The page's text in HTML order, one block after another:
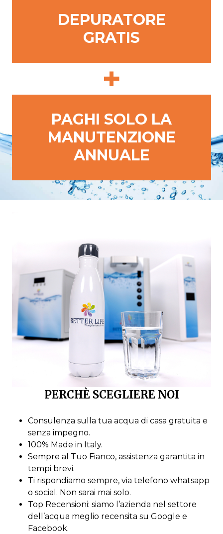
DEPURATORE
GRATIS
+
PAGHI SOLO LA
MANUTENZIONE
ANNUALE
PERCHÈ SCEGLIERE NOI
Consulenza sulla tua acqua di casa gratuita e
senza impegno.
100% Made in Italy.
Sempre al Tuo Fianco, assistenza garantita in
tempi brevi.
Ti rispondiamo sempre, via telefono whatsapp
o social. Non sarai mai solo.
Top Recensioni: siamo l’azienda nel settore
dell’acqua meglio recensita su Google e
Facebook.